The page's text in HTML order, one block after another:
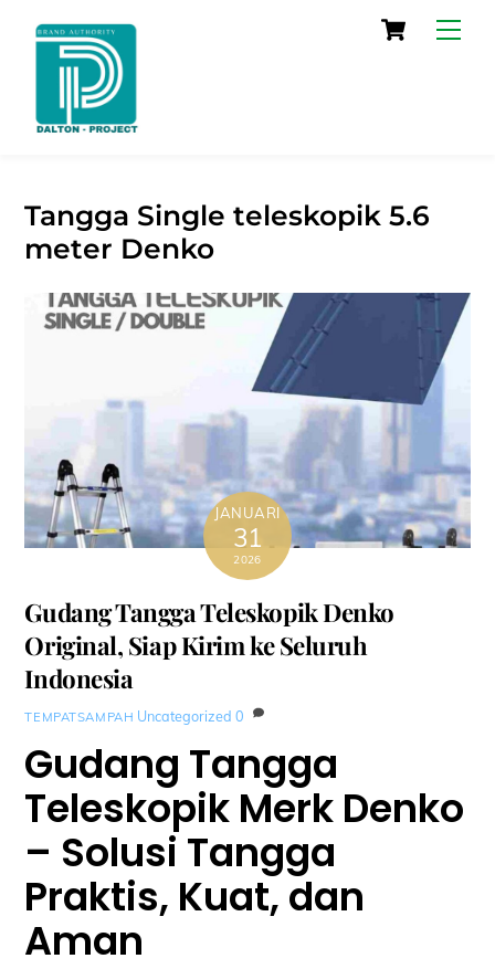
Cart
Tangga Single teleskopik 5.6
meter Denko
JANUARI
31
2026
Gudang Tangga Teleskopik Denko
Original, Siap Kirim ke Seluruh
Indonesia
TEMPATSAMPAH Uncategorized 0
Gudang Tangga
Teleskopik Merk Denko
– Solusi Tangga
Praktis, Kuat, dan
Aman